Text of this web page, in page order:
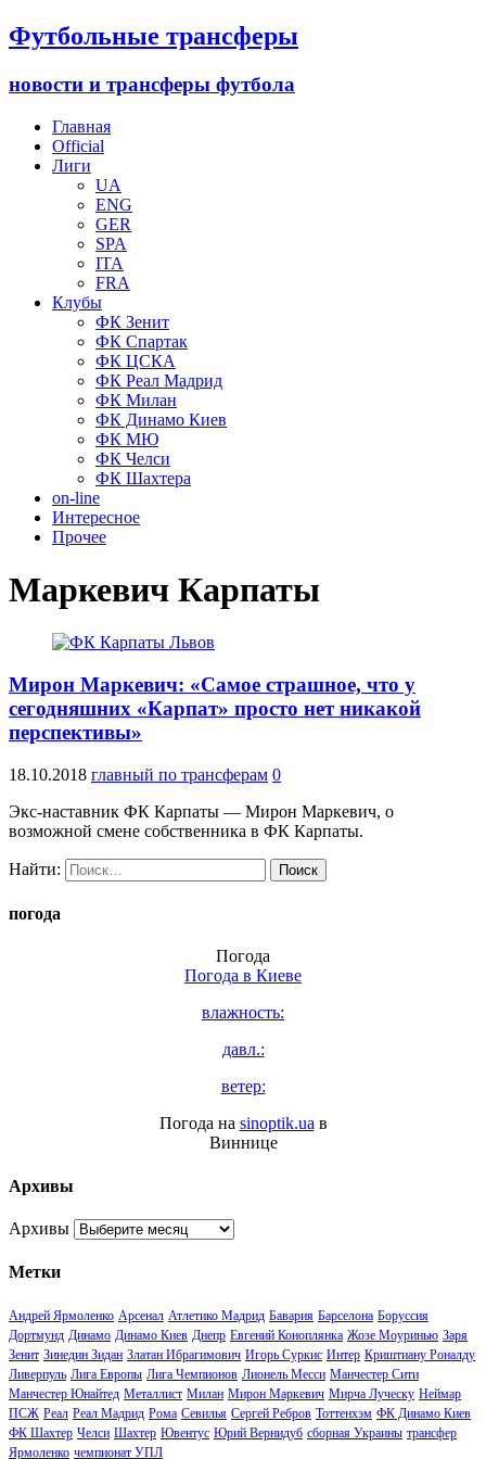
Футбольные трансферы
новости и трансферы футбола
Главная
Official
Лиги
UA
ENG
GER
SPA
ITA
FRA
Клубы
ФК Зенит
ФК Спартак
ФК ЦСКА
ФК Реал Мадрид
ФК Милан
ФК Динамо Киев
ФК МЮ
ФК Челси
ФК Шахтера
on-line
Интересное
Прочее
Маркевич Карпаты
Мирон Маркевич: «Самое страшное, что у
сегодняшних «Карпат» просто нет никакой
перспективы»
18.10.2018 главный по трансферам 0
Экс-наставник ФК Карпаты — Мирон Маркевич, о
возможной смене собственника в ФК Карпаты.
Найти:
погода
Погода
Погода в Киеве
влажность:
давл.:
ветер:
Погода на sinoptik.ua в
Виннице
Архивы
Архивы
Метки
Андрей Ярмоленко Арсенал Атлетико Мадрид Бавария Барселона Боруссия
Дортмунд Динамо Динамо Киев Днепр Евгений Коноплянка Жозе Моуринью Заря
Зенит Зинедин Зидан Златан Ибрагимович Игорь Суркис Интер Криштиану Роналду
Ливерпуль Лига Европы Лига Чемпионов Лионель Месси Манчестер Сити
Манчестер Юнайтед Металлист Милан Мирон Маркевич Мирча Луческу Неймар
ПСЖ Реал Реал Мадрид Рома Севилья Сергей Ребров Тоттенхэм ФК Динамо Киев
ФК Шахтер Челси Шахтер Ювентус Юрий Вернидуб сборная Украины трансфер
Ярмоленко чемпионат УПЛ